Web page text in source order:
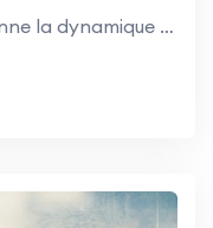
Comprendre comment fonctionne la dynamique d'équipe et comment favoriser une collaboration efficace.